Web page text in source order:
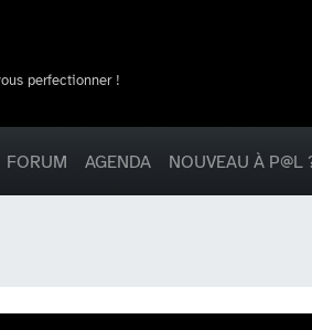
perfectionner !
FORUM AGENDA NOUVEAU À P@L